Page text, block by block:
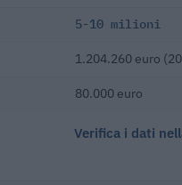
5-10 milioni
1.204.260 euro
80.000 euro
Verifica i dati